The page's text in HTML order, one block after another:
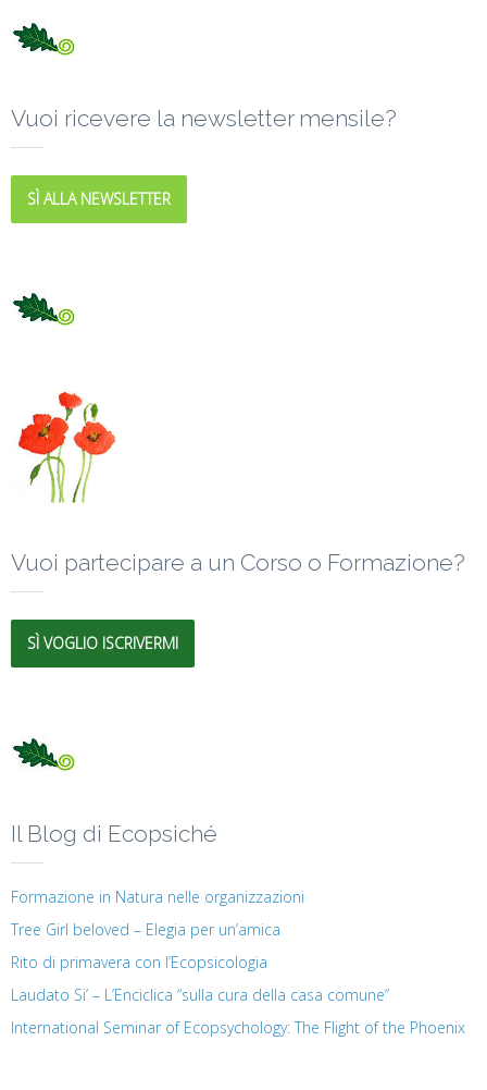
Vuoi ricevere la newsletter mensile?
SÌ ALLA NEWSLETTER
Vuoi partecipare a un Corso o Formazione?
SÌ VOGLIO ISCRIVERMI
Il Blog di Ecopsiché
Formazione in Natura nelle organizzazioni
Tree Girl beloved – Elegia per un’amica
Rito di primavera con l’Ecopsicologia
Laudato Si’ – L’Enciclica “sulla cura della casa comune”
International Seminar of Ecopsychology: The Flight of the Phoenix